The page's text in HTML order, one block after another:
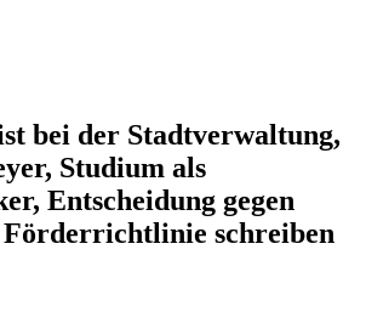
bei der Stadtverwaltung,
Studium als
Entscheidung gegen
schreiben